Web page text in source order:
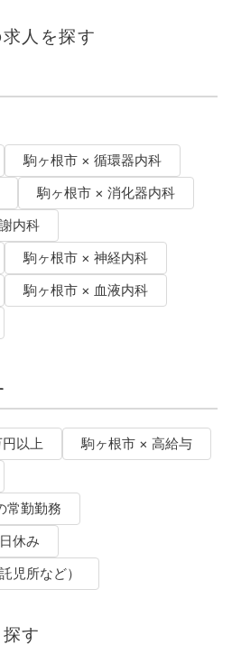
人を探す
駒ヶ根市 × 循環器内科
駒ヶ根市 × 消化器内科
内科
駒ヶ根市 × 神経内科
駒ヶ根市 × 血液内科
以上
駒ヶ根市 × 高給与
常勤勤務
休み
児所など）
す